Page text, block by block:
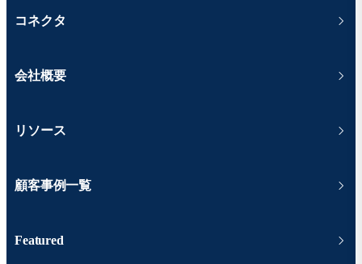
コネクタ
会社概要
リソース
顧客事例一覧
Featured